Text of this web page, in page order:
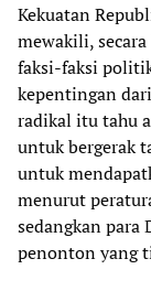
Kekuatan
mewakili,
faksi-faksi
kepentingan
radikal itu tahu
untuk bergerak
untuk
menurut
sedangkan para
penonton yang